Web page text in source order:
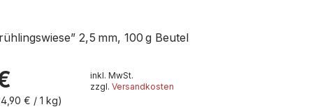
2,5 mm, 100 g Beutel
€ / 1 kg)
inkl. MwSt.
zzgl.Versandkosten